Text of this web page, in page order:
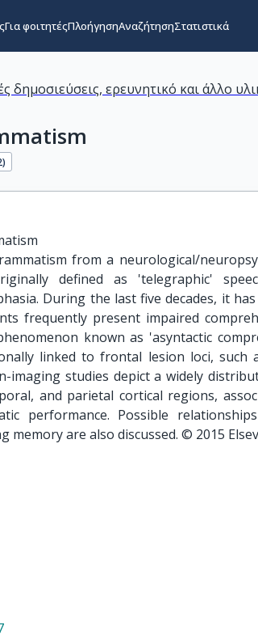
Για φοιτητέςΠλοήγησηΑναζήτησηΣτατιστικά
δημοσιεύσεις, ερευνητικό και άλλο
)
from a neurological/
defined as 'telegraphic'
During the last five decades, it
frequently present impaired
known as 'asyntactic
linked to frontal lesion loci, such
imaging studies depict a widely
and parietal cortical regions,
performance. Possible
are also discussed. © 2015